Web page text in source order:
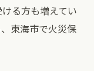
る方も増えてい
東海市で火災保